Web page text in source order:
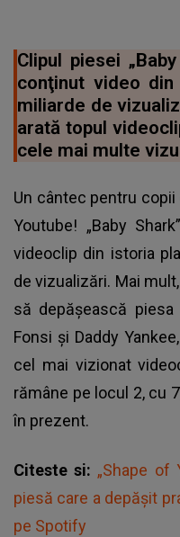
Clipul piesei
conţinut video
miliarde de
arată topul
cele mai multe
Un cântec pentru
Youtube! „Baby
videoclip din istoria
de vizualizări. Mai
să depășească piesa
Fonsi și Daddy
cel mai vizionat
rămâne pe locul 2, cu
în prezent.
Citeste si: „Shape of
piesă care a depăşit
pe Spotify